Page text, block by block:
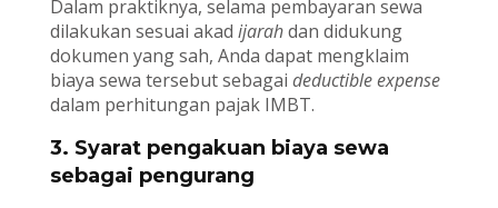
Dalam praktiknya, selama pembayaran sewa
dilakukan sesuai akad ijarahdan didukung
dokumen yang sah, Anda dapat mengklaim
biaya sewa tersebut sebagai deductible expense
dalam perhitungan pajak IMBT.
3. Syarat pengakuan biaya sewa
sebagai pengurang